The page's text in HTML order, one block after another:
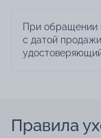
При обращении
с датой
Правила